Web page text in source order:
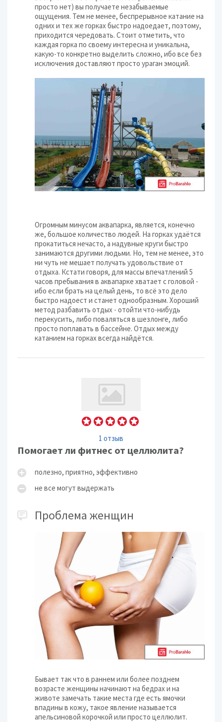
просто нет) вы получаете незабываемые
ощущения. Тем не менее, беспрерывное катание на
одних и тех же горках быстро надоедает, поэтому,
приходится чередовать. Стоит отметить, что
каждая горка по своему интересна и уникальна,
какую-то конкретно выделить сложно, ибо все без
исключения доставляют просто ураган эмоций.
Огромным минусом аквапарка, является, конечно
же, большое количество людей. На горках удаётся
прокатиться нечасто, а надувные круги быстро
занимаются другими людьми. Но, тем не менее, это
ни чуть не мешает получать удовольствие от
отдыха. Кстати говоря, для массы впечатлений 5
часов пребывания в аквапарке хватает с головой -
ибо если брать на целый день, то всё это дело
быстро надоест и станет однообразным. Хороший
метод разбавить отдых - отойти что-нибудь
перекусить, либо поваляться в шезлонге, либо
просто поплавать в бассейне. Отдых между
катанием на горках всегда найдётся.
1 отзыв
Помогает ли фитнес от целлюлита?
полезно, приятно, эффективно
не все могут выдержать
Проблема женщин
Бывает так что в раннем или более позднем
возрасте женщины начинают на бедрах и на
животе замечать такие места где есть ямочки
впадины в кожу, такое явление называется
апельсиновой корочкой или просто целлюлит.